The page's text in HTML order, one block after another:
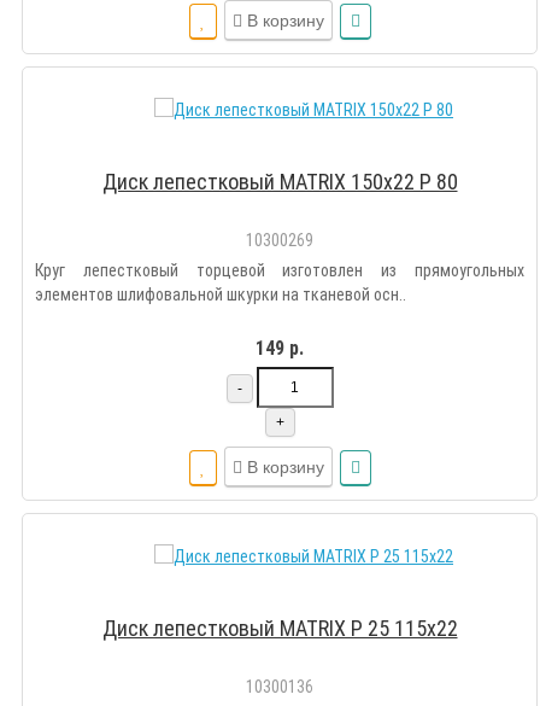
В корзину
Диск лепестковый MATRIX 150х22 Р 80
10300269
Круг лепестковый торцевой изготовлен из прямоугольных
элементов шлифовальной шкурки на тканевой осн..
149 р.
-
+
В корзину
Диск лепестковый MATRIX Р 25 115х22
10300136